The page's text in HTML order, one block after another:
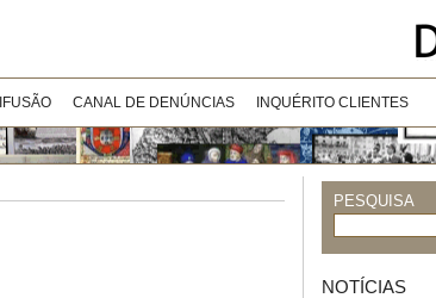
CANAL DE DENÚNCIAS INQUÉRITO CLIENTES
PESQUISA
NOTÍCIAS